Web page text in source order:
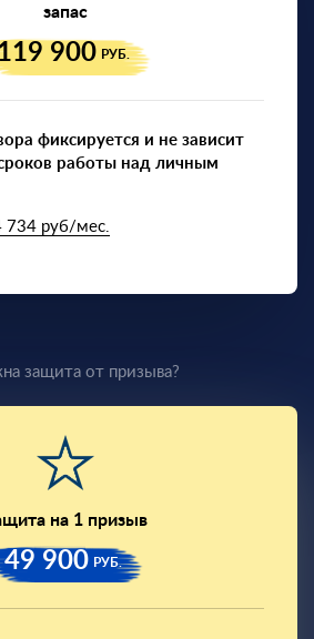
запас
900 РУБ.
фиксируется и не зависит
работы над личным
734 руб/мес.
защита от призыва?
на 1 призыв
49 900 РУБ.